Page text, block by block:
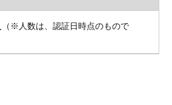
（※人数は、認証日時点のもので